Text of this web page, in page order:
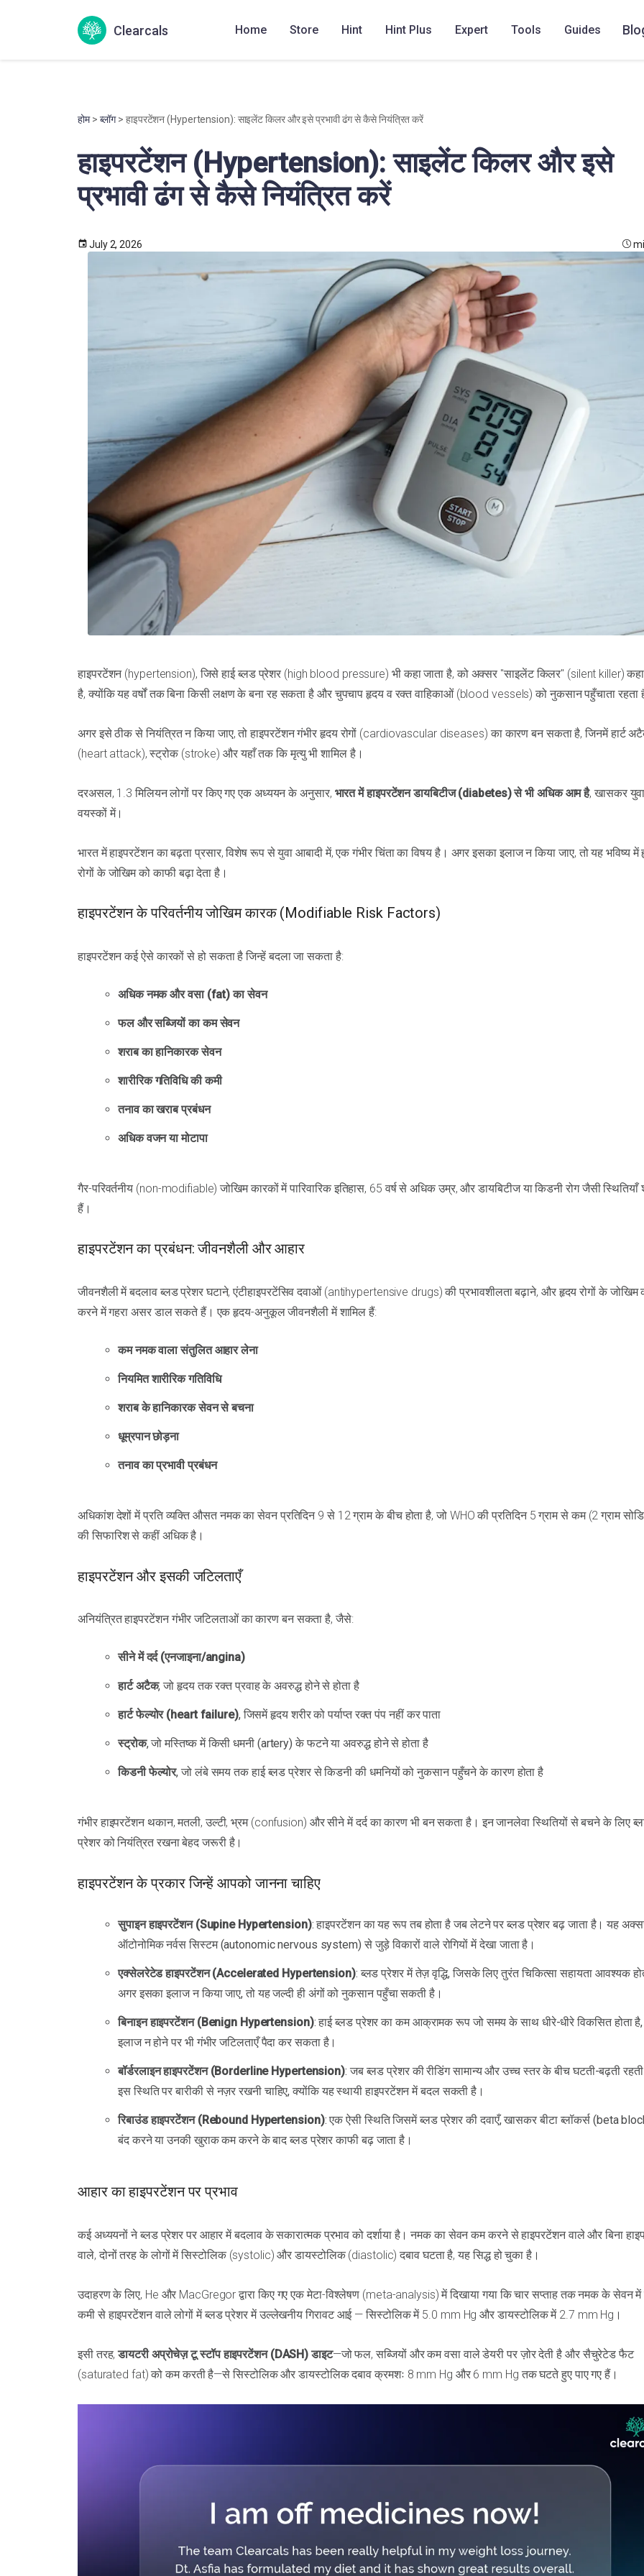
Clearcals Home Store Hint Hint Plus Expert Tools Guides
होम> ब्लॉग> हाइपरटेंशन (Hypertension): साइलेंट किलर और इसे प्रभावी ढंग से कैसे नियंत्रित करें
हाइपरटेंशन (Hypertension): साइलेंट किलर और इसे
प्रभावी ढंग से कैसे नियंत्रित करें
July 2, 2026
हाइपरटेंशन (hypertension), जिसे हाई ब्लड प्रेशर (high blood pressure) भी कहा जाता है, को अक्सर "साइलेंट किलर" (silent killer) कहा
है, क्योंकि यह वर्षों तक बिना किसी लक्षण के बना रह सकता है और चुपचाप हृदय व रक्त वाहिकाओं (blood vessels) को नुकसान पहुँचाता रहता
अगर इसे ठीक से नियंत्रित न किया जाए, तो हाइपरटेंशन गंभीर हृदय रोगों (cardiovascular diseases) का कारण बन सकता है, जिनमें हार्ट
(heart attack), स्ट्रोक (stroke) और यहाँ तक कि मृत्यु भी शामिल है।
दरअसल, 1.3 मिलियन लोगों पर किए गए एक अध्ययन के अनुसार, भारत में हाइपरटेंशन डायबिटीज (diabetes) से भी अधिक आम है, खासकर
वयस्कों में।
भारत में हाइपरटेंशन का बढ़ता प्रसार, विशेष रूप से युवा आबादी में, एक गंभीर चिंता का विषय है। अगर इसका इलाज न किया जाए, तो यह भविष्य में
रोगों के जोखिम को काफी बढ़ा देता है।
हाइपरटेंशन के परिवर्तनीय जोखिम कारक (Modifiable Risk Factors)
हाइपरटेंशन कई ऐसे कारकों से हो सकता है जिन्हें बदला जा सकता है:
अधिक नमक और वसा (fat) का सेवन
फल और सब्जियों का कम सेवन
शराब का हानिकारक सेवन
शारीरिक गतिविधि की कमी
तनाव का खराब प्रबंधन
अधिक वजन या मोटापा
गैर-परिवर्तनीय (non-modifiable) जोखिम कारकों में पारिवारिक इतिहास, 65 वर्ष से अधिक उम्र, और डायबिटीज या किडनी रोग जैसी स्थितियाँ
हैं।
हाइपरटेंशन का प्रबंधन: जीवनशैली और आहार
जीवनशैली में बदलाव ब्लड प्रेशर घटाने, एंटीहाइपरटेंसिव दवाओं (antihypertensive drugs) की प्रभावशीलता बढ़ाने, और हृदय रोगों के जोखिम
करने में गहरा असर डाल सकते हैं। एक हृदय-अनुकूल जीवनशैली में शामिल हैं:
कम नमक वाला संतुलित आहार लेना
नियमित शारीरिक गतिविधि
शराब के हानिकारक सेवन से बचना
धूम्रपान छोड़ना
तनाव का प्रभावी प्रबंधन
अधिकांश देशों में प्रति व्यक्ति औसत नमक का सेवन प्रतिदिन 9 से 12 ग्राम के बीच होता है, जो WHO की प्रतिदिन 5 ग्राम से कम (2 ग्राम
की सिफारिश से कहीं अधिक है।
हाइपरटेंशन और इसकी जटिलताएँ
अनियंत्रित हाइपरटेंशन गंभीर जटिलताओं का कारण बन सकता है, जैसे:
सीने में दर्द (एनजाइना/angina)
हार्ट अटैक, जो हृदय तक रक्त प्रवाह के अवरुद्ध होने से होता है
हार्ट फेल्योर (heart failure), जिसमें हृदय शरीर को पर्याप्त रक्त पंप नहीं कर पाता
स्ट्रोक, जो मस्तिष्क में किसी धमनी (artery) के फटने या अवरुद्ध होने से होता है
किडनी फेल्योर, जो लंबे समय तक हाई ब्लड प्रेशर से किडनी की धमनियों को नुकसान पहुँचने के कारण होता है
गंभीर हाइपरटेंशन थकान, मतली, उल्टी, भ्रम (confusion) और सीने में दर्द का कारण भी बन सकता है। इन जानलेवा स्थितियों से बचने के लिए
प्रेशर को नियंत्रित रखना बेहद जरूरी है।
हाइपरटेंशन के प्रकार जिन्हें आपको जानना चाहिए
सुपाइन हाइपरटेंशन (Supine Hypertension): हाइपरटेंशन का यह रूप तब होता है जब लेटने पर ब्लड प्रेशर बढ़ जाता है। यह
ऑटोनोमिक नर्वस सिस्टम (autonomic nervous system) से जुड़े विकारों वाले रोगियों में देखा जाता है।
एक्सेलरेटेड हाइपरटेंशन (Accelerated Hypertension): ब्लड प्रेशर में तेज़ वृद्धि, जिसके लिए तुरंत चिकित्सा सहायता आवश्यक
अगर इसका इलाज न किया जाए, तो यह जल्दी ही अंगों को नुकसान पहुँचा सकती है।
बिनाइन हाइपरटेंशन (Benign Hypertension): हाई ब्लड प्रेशर का कम आक्रामक रूप जो समय के साथ धीरे-धीरे विकसित होता
इलाज न होने पर भी गंभीर जटिलताएँ पैदा कर सकता है।
बॉर्डरलाइन हाइपरटेंशन (Borderline Hypertension): जब ब्लड प्रेशर की रीडिंग सामान्य और उच्च स्तर के बीच घटती-बढ़ती
इस स्थिति पर बारीकी से नज़र रखनी चाहिए, क्योंकि यह स्थायी हाइपरटेंशन में बदल सकती है।
रिबाउंड हाइपरटेंशन (Rebound Hypertension): एक ऐसी स्थिति जिसमें ब्लड प्रेशर की दवाएँ, खासकर बीटा ब्लॉकर्स (beta
बंद करने या उनकी खुराक कम करने के बाद ब्लड प्रेशर काफी बढ़ जाता है।
आहार का हाइपरटेंशन पर प्रभाव
कई अध्ययनों ने ब्लड प्रेशर पर आहार में बदलाव के सकारात्मक प्रभाव को दर्शाया है। नमक का सेवन कम करने से हाइपरटेंशन वाले और बिना
वाले, दोनों तरह के लोगों में सिस्टोलिक (systolic) और डायस्टोलिक (diastolic) दबाव घटता है, यह सिद्ध हो चुका है।
उदाहरण के लिए, He और MacGregor द्वारा किए गए एक मेटा-विश्लेषण (meta-analysis) में दिखाया गया कि चार सप्ताह तक नमक के सेवन में
कमी से हाइपरटेंशन वाले लोगों में ब्लड प्रेशर में उल्लेखनीय गिरावट आई — सिस्टोलिक में 5.0 mm Hg और डायस्टोलिक में 2.7 mm Hg।
इसी तरह,डायटरी अप्रोचेज़ टू स्टॉप हाइपरटेंशन (DASH) डाइट—जो फल, सब्जियों और कम वसा वाले डेयरी पर ज़ोर देती है और सैचुरेटेड फैट
(saturated fat) को कम करती है—से सिस्टोलिक और डायस्टोलिक दबाव क्रमशः 8 mm Hg और 6 mm Hg तक घटते हुए पाए गए हैं।